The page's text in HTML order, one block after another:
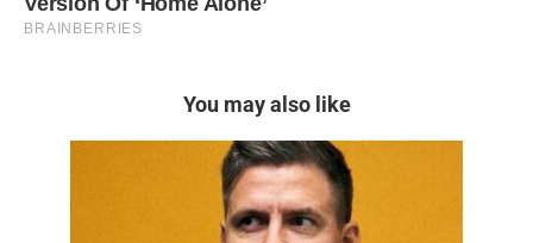
You may also like